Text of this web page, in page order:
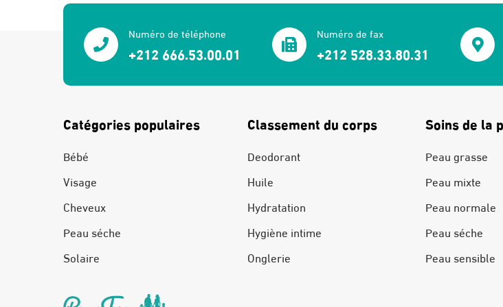
Numéro de téléphone
+212 666.53.00.01
Numéro de fax
+212 528.33.80.31
Catégories populaires
Bébé
Visage
Cheveux
Peau séche
Solaire
Classement du corps
Deodorant
Huile
Hydratation
Hygiène intime
Onglerie
Soins de la
Peau grasse
Peau mixte
Peau normale
Peau séche
Peau sensible